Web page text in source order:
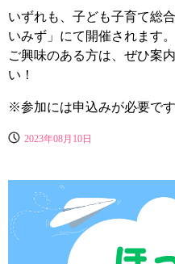
いずれも、子ども子育て総
いみず」にて開催されます。
ご興味のある方は、ぜひ案
い！
※参加には申込みが必要です
2023年08月10日